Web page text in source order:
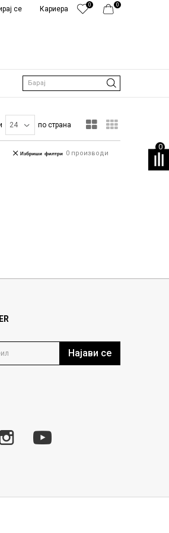
0
0
Кариера
се
Барај
0
по страна
0 производи
Избриши филтри
Најави се